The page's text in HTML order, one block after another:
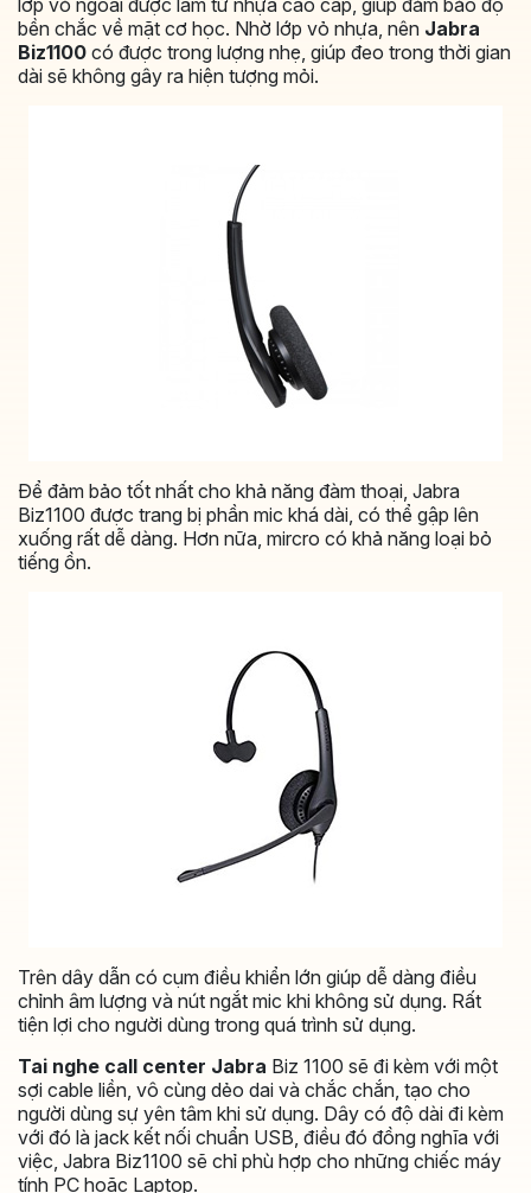
bền chắc về mặt cơ học. Nhờ lớp vỏ nhựa, nên Jabra
Biz1100 có được trong lượng nhẹ, giúp đeo trong thời gian
dài sẽ không gây ra hiện tượng mỏi.
Để đảm bảo tốt nhất cho khả năng đàm thoại, Jabra
Biz1100 được trang bị phần mic khá dài, có thể gập lên
xuống rất dễ dàng. Hơn nữa, mircro có khả năng loại bỏ
tiếng ồn.
Trên dây dẫn có cụm điều khiển lớn giúp dễ dàng điều
chỉnh âm lượng và nút ngắt mic khi không sử dụng. Rất
tiện lợi cho người dùng trong quá trình sử dụng.
Tai nghe call center Jabra Biz 1100 sẽ đi kèm với một
sợi cable liền, vô cùng dẻo dai và chắc chắn, tạo cho
người dùng sự yên tâm khi sử dụng. Dây có độ dài đi kèm
với đó là jack kết nối chuẩn USB, điều đó đồng nghĩa với
việc, Jabra Biz1100 sẽ chỉ phù hợp cho những chiếc máy
tính PC hoặc Laptop.